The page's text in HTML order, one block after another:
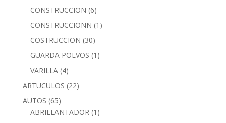
CONSTRUCCION (6)
CONSTRUCCIONN (1)
COSTRUCCION (30)
GUARDA POLVOS (1)
VARILLA (4)
ARTUCULOS (22)
AUTOS (65)
ABRILLANTADOR (1)